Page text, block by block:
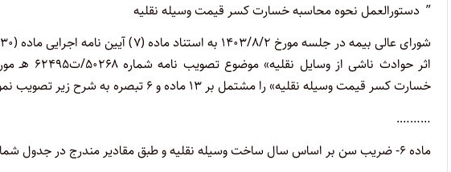
” دستورالعمل نحوه محاسبه خسارت کسر قیمت وسیله نقلیه
خسارت کسر قیمت وسیله نقلیه» را مشتمل بر ۱۳ ماده و ۶ تبصره به شرح زیر تصویب نمود:
……….
ماده ۶- ضریب سن بر اساس سال ساخت وسیله نقلیه و طبق مقادیر مندرج در جدول شماره ۲ به شرح ذیل است: